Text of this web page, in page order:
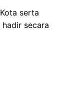
serta
secara